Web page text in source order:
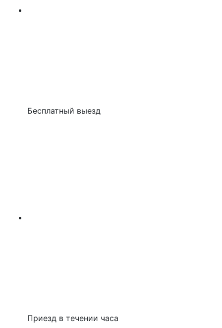
Бесплатный выезд
Приезд в течении часа